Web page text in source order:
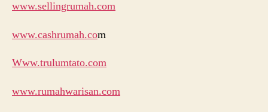
www.sellingrumah.com
www.cashrumah.com
Www.trulumtato.com
www.rumahwarisan.com